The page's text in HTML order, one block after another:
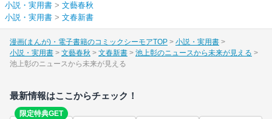
小説・実用書 > 文藝春秋
小説・実用書 > 文春新書
漫画(まんが)・電子書籍のコミックシーモアTOP
小説・実用書
小説・実用書
文藝春秋 文春新書
池上彰のニュースから未来が見える
池上彰のニュースから未来が見える
最新情報はここからチェック！
限定特典GET